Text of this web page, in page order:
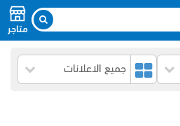
متاجر
جميع الاعلانات